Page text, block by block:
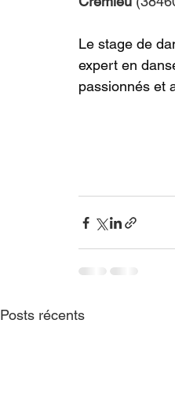
Le stage de
expert en
passionnés et
Posts récents